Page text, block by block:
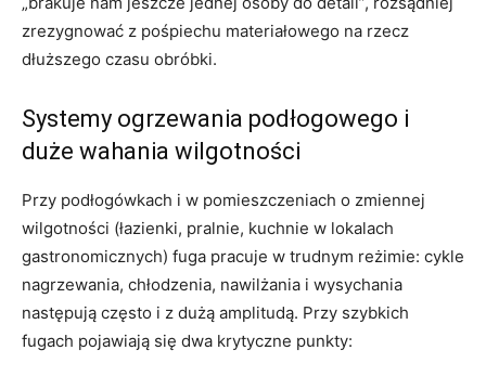
zrezygnować z pośpiechu materiałowego na rzecz
dłuższego czasu obróbki.
Systemy ogrzewania podłogowego i
duże wahania wilgotności
Przy podłogówkach i w pomieszczeniach o zmiennej
wilgotności (łazienki, pralnie, kuchnie w lokalach
gastronomicznych) fuga pracuje w trudnym reżimie: cykle
nagrzewania, chłodzenia, nawilżania i wysychania
następują często i z dużą amplitudą. Przy szybkich
fugach pojawiają się dwa krytyczne punkty: